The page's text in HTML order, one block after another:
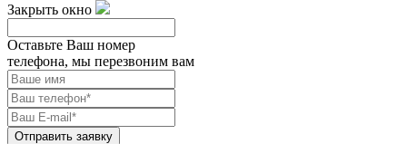
Закрыть окно
Оставьте Ваш номер
телефона, мы перезвоним вам
Отправить заявку